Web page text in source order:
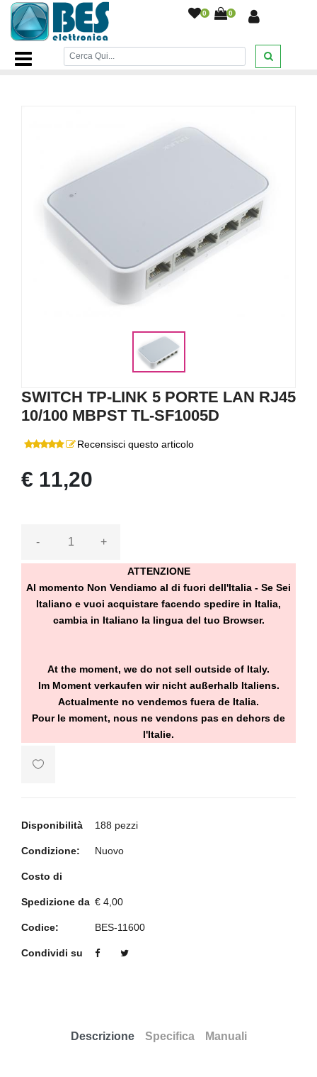
0 0
Home Page/INFORMATICA
Switch tp-link 5
porte lan rj45 10/100 mbpst TL-SF1005D
SWITCH TP-LINK 5 PORTE LAN RJ45
10/100 MBPST TL-SF1005D
Recensisci questo articolo
€ 11,20
- +
ATTENZIONE
Al momento Non Vendiamo al di fuori dell'Italia - Se Sei
Italiano e vuoi acquistare facendo spedire in Italia,
cambia in Italiano la lingua del tuo Browser.
At the moment, we do not sell outside of Italy.
Im Moment verkaufen wir nicht außerhalb Italiens.
Actualmente no vendemos fuera de Italia.
Pour le moment, nous ne vendons pas en dehors de
l'Italie.
Disponibilità 188 pezzi
Condizione: Nuovo
Costo di
Spedizione da € 4,00
Codice: BES-11600
Condividi su
Descrizione Specifica Manuali